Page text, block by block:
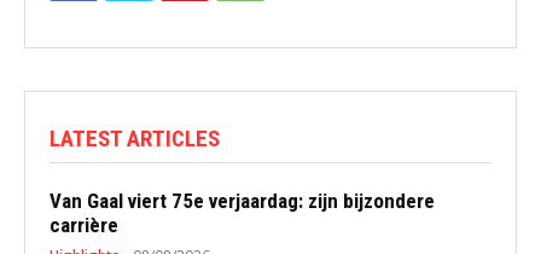
LATEST ARTICLES
Van Gaal viert 75e verjaardag: zijn bijzondere
carrière